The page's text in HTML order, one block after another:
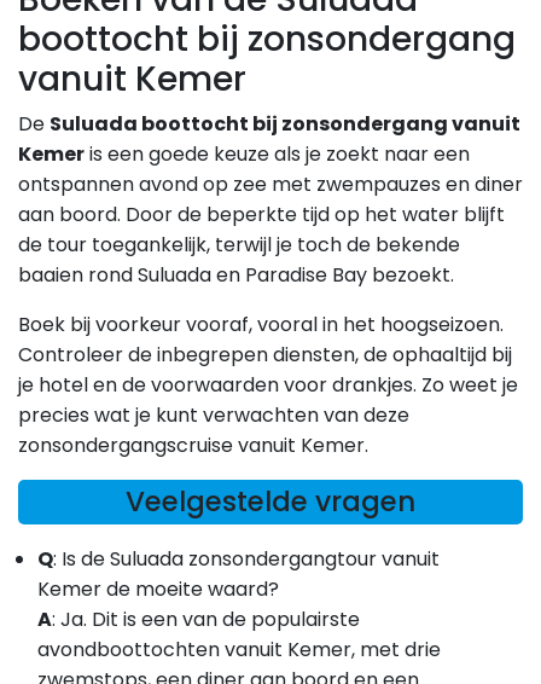
boottocht bij zonsondergang
vanuit Kemer
De Suluada boottocht bij zonsondergang vanuit
Kemeris een goede keuze als je zoekt naar een
ontspannen avond op zee met zwempauzes en diner
aan boord. Door de beperkte tijd op het water blijft
de tour toegankelijk, terwijl je toch de bekende
baaien rond Suluada en Paradise Bay bezoekt.
Boek bij voorkeur vooraf, vooral in het hoogseizoen.
Controleer de inbegrepen diensten, de ophaaltijd bij
je hotel en de voorwaarden voor drankjes. Zo weet je
precies wat je kunt verwachten van deze
zonsondergangscruise vanuit Kemer.
Veelgestelde vragen
Q: Is de Suluada zonsondergangtour vanuit
Kemer de moeite waard?
A: Ja. Dit is een van de populairste
avondboottochten vanuit Kemer, met drie